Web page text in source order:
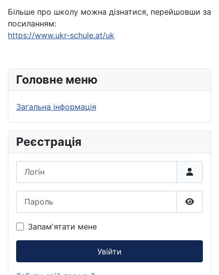
Більше про школу можна дізнатися, перейшовши за
посиланням:
https://www.ukr-schule.at/uk
Головне меню
Загальна інформація
Реєстрація
Запам'ятати мене
Увійти